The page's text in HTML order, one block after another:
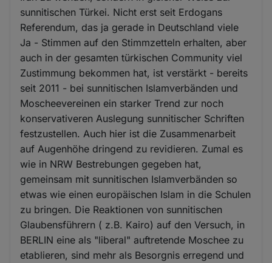
sunnitischen Türkei. Nicht erst seit Erdogans
Referendum, das ja gerade in Deutschland viele
Ja - Stimmen auf den Stimmzetteln erhalten, aber
auch in der gesamten türkischen Community viel
Zustimmung bekommen hat, ist verstärkt - bereits
seit 2011 - bei sunnitischen Islamverbänden und
Moscheevereinen ein starker Trend zur noch
konservativeren Auslegung sunnitischer Schriften
festzustellen. Auch hier ist die Zusammenarbeit
auf Augenhöhe dringend zu revidieren. Zumal es
wie in NRW Bestrebungen gegeben hat,
gemeinsam mit sunnitischen Islamverbänden so
etwas wie einen europäischen Islam in die Schulen
zu bringen. Die Reaktionen von sunnitischen
Glaubensführern ( z.B. Kairo) auf den Versuch, in
BERLIN eine als "liberal" auftretende Moschee zu
etablieren, sind mehr als Besorgnis erregend und